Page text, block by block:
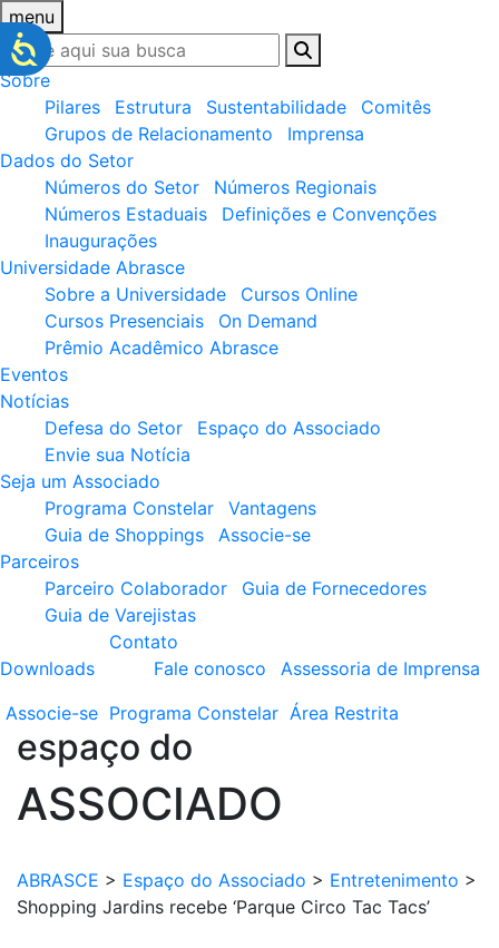
menu
Sobre
Pilares
Estrutura Sustentabilidade
Comitês
Grupos de Relacionamento
Imprensa
Dados do Setor
Números do Setor
Números Regionais
Números Estaduais
Definições e Convenções
Inaugurações
Universidade Abrasce
Sobre a Universidade
Cursos Online
Cursos Presenciais
On Demand
Prêmio Acadêmico Abrasce
Eventos
Notícias
Defesa do Setor
Espaço do Associado
Envie sua Notícia
Seja um Associado
Programa Constelar
Vantagens
Guia de Shoppings
Associe-se
Parceiros
Parceiro Colaborador
Guia de Fornecedores
Guia de Varejistas
Downloads
Contato
Fale conosco
Assessoria de Imprensa
Associe-se Programa Constelar Área Restrita
espaço do
ASSOCIADO
ABRASCE > Espaço do Associado > Entretenimento >
Shopping Jardins recebe ‘Parque Circo Tac Tacs’